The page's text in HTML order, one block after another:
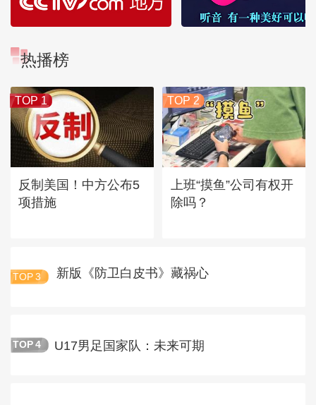
热播榜
TOP 1
反制美国！中方公布5
项措施
TOP 2
上班“摸鱼”公司有权开
除吗？
TOP 3 新版《防卫白皮书》藏祸心
TOP 4 U17男足国家队：未来可期